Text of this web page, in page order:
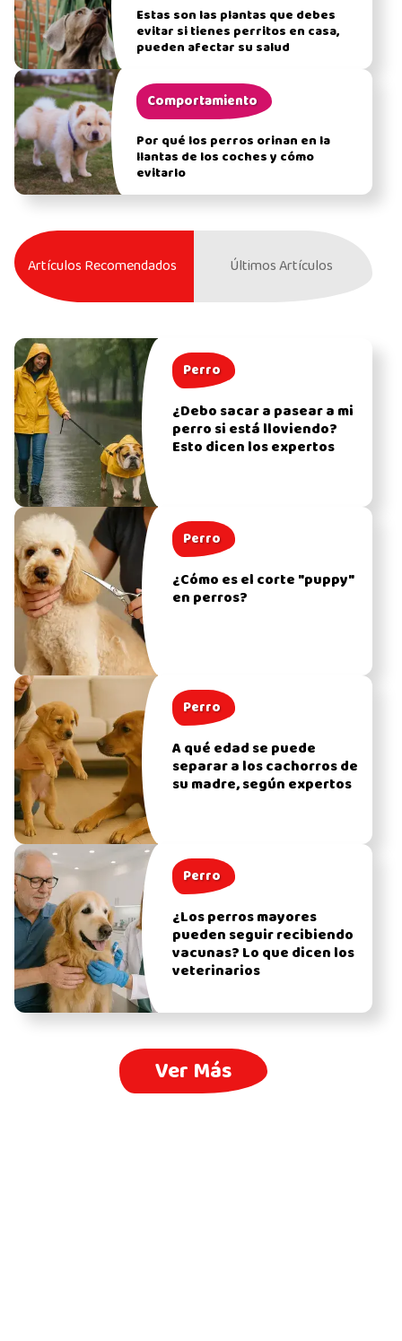
Estas son las plantas que debes
evitar si tienes perritos en casa,
pueden afectar su salud
Comportamiento
Por qué los perros orinan en la
llantas de los coches y cómo
evitarlo
Artículos Recomendados Últimos Artículos
Perro
¿Debo sacar a pasear a mi
perro si está lloviendo?
Esto dicen los expertos
Perro
¿Cómo es el corte "puppy"
en perros?
Perro
A qué edad se puede
separar a los cachorros de
su madre, según expertos
Perro
¿Los perros mayores
pueden seguir recibiendo
vacunas? Lo que dicen los
veterinarios
Ver Más